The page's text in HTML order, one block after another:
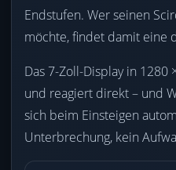
Endstufen. Wer seinen
möchte, findet damit eine
Das 7-Zoll-Display in 1280
und reagiert direkt – und
sich beim Einsteigen
Unterbrechung, kein